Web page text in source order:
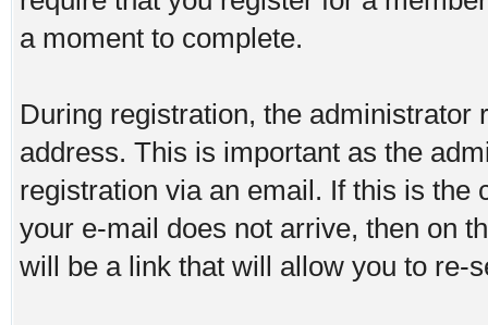
a moment to complete.
During registration, the
address. This is important as the
registration via an email. If this is the
your e-mail does not arrive, then on
will be a link that will allow you to re-